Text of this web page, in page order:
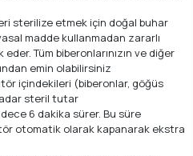
sterilize etmek için doğal buhar
madde kullanmadan zararlı
Tüm biberonlarınızın ve diğer
emin olabilirsiniz
içindekileri (biberonlar, göğüs
steril tutar
6 dakika sürer. Bu süre
otomatik olarak kapanarak ekstra